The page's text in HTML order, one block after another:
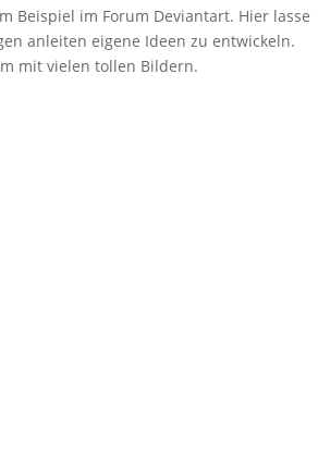
Beispiel im Forum Deviantart. Hier lasse
anleiten eigene Ideen zu entwickeln.
mit vielen tollen Bildern.